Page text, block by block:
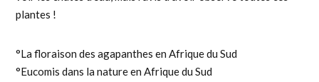
plantes !
°La floraison des agapanthes en Afrique du Sud
°Eucomis dans la nature en Afrique du Sud